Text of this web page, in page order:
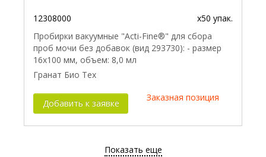
12308000
x50 упак.
Пробирки вакуумные "Acti-Fine®" для сбора
проб мочи без добавок (вид 293730): - размер
16x100 мм, объем: 8,0 мл
Гранат Био Тех
Добавить к заявке
Заказная позиция
Показать еще